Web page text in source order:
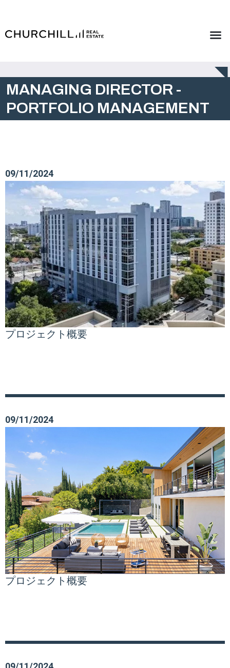
MANAGING DIRECTOR -
PORTFOLIO MANAGEMENT
09/11/2024
プロジェクト概要
09/11/2024
プロジェクト概要